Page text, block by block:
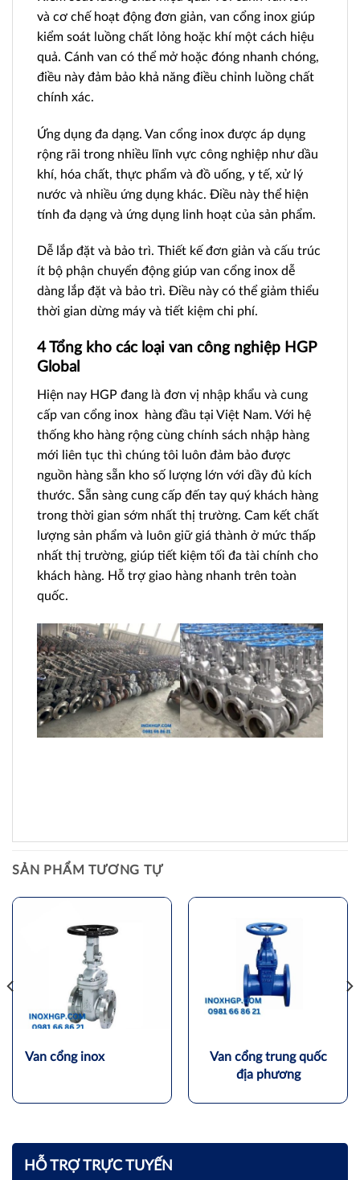
và cơ chế hoạt động đơn giản, van cổng inox giúp
kiểm soát luồng chất lỏng hoặc khí một cách hiệu
quả. Cánh van có thể mở hoặc đóng nhanh chóng,
điều này đảm bảo khả năng điều chỉnh luồng chất
chính xác.
Ứng dụng đa dạng. Van cổng inox được áp dụng
rộng rãi trong nhiều lĩnh vực công nghiệp như dầu
khí, hóa chất, thực phẩm và đồ uống, y tế, xử lý
nước và nhiều ứng dụng khác. Điều này thể hiện
tính đa dạng và ứng dụng linh hoạt của sản phẩm.
Dễ lắp đặt và bảo trì. Thiết kế đơn giản và cấu trúc
ít bộ phận chuyển động giúp van cổng inox dễ
dàng lắp đặt và bảo trì. Điều này có thể giảm thiểu
thời gian dừng máy và tiết kiệm chi phí.
4 Tổng kho các loại van công nghiệp HGP
Global
Hiện nay HGP đang là đơn vị nhập khẩu và cung
cấp van cổng inox hàng đầu tại Việt Nam. Với hệ
thống kho hàng rộng cùng chính sách nhập hàng
mới liên tục thì chúng tôi luôn đảm bảo được
nguồn hàng sẵn kho số lượng lớn với dầy đủ kích
thước. Sẵn sàng cung cấp đến tay quý khách hàng
trong thời gian sớm nhất thị trường. Cam kết chất
lượng sản phẩm và luôn giữ giá thành ở mức thấp
nhất thị trường, giúp tiết kiệm tối đa tài chính cho
khách hàng. Hỗ trợ giao hàng nhanh trên toàn
quốc.
SẢN PHẨM TƯƠNG TỰ
Van cổng inox
Van cổng trung quốc
địa phương
HỖ TRỢ TRỰC TUYẾN